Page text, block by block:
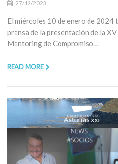
27/12/2023
El miércoles 10 de enero de 2024
prensa de la presentación de la
Mentoring de Compromiso…
READ MORE